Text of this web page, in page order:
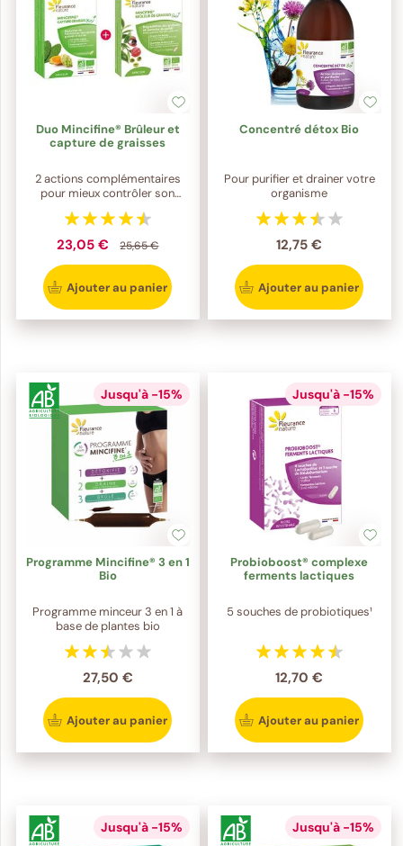
Duo Mincifine® Brûleur et
capture de graisses
2 actions complémentaires
pour mieux contrôler son
poids
23,05 € 25,65 €
Ajouter au panier
Concentré détox Bio
Pour purifier et drainer votre
organisme
12,75 €
Ajouter au panier
Jusqu'à -15%
Programme Mincifine® 3 en 1
Bio
Programme minceur 3 en 1 à
base de plantes bio
27,50 €
Ajouter au panier
Jusqu'à -15%
Probioboost® complexe
ferments lactiques
5 souches de probiotiques¹
12,70 €
Ajouter au panier
Jusqu'à -15% Jusqu'à -15%